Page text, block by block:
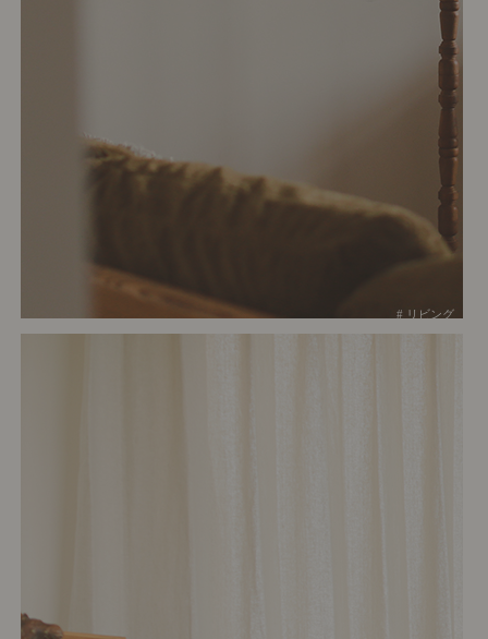
# リビング